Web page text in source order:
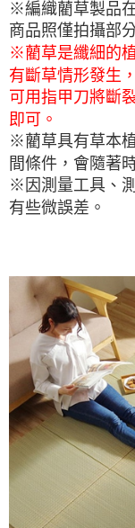
※編織藺草製品
商品照僅拍攝部
※藺草是纖細的
有斷草情形發生
可用指甲刀將斷
即可。
※藺草具有草本
間條件，會隨著
※因測量工具、
有些微誤差。